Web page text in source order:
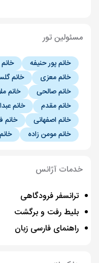
مسئولین تور
خانم پور حنیفه
خانم معزی
خانم
خانم صالحی
خانم
خانم مقدم
خانم
خانم اصفهانی
خانم
خانم مومن زاده
خدمات آژانس
ترانسفر فرودگاهی
بلیط رفت و برگشت
راهنمای فارسی زبان